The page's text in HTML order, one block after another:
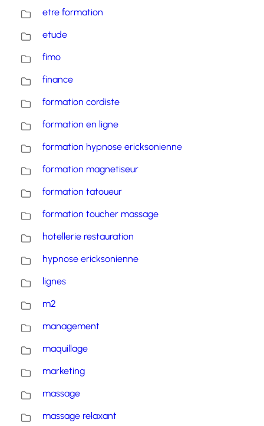
etre formation
etude
fimo
finance
formation cordiste
formation en ligne
formation hypnose ericksonienne
formation magnetiseur
formation tatoueur
formation toucher massage
hotellerie restauration
hypnose ericksonienne
lignes
m2
management
maquillage
marketing
massage
massage relaxant